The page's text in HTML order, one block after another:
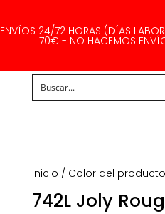
ENVÍOS 24/72 HORAS (DÍAS
70€ - NO HACEMOS
Inicio / Color del producto
742L Joly